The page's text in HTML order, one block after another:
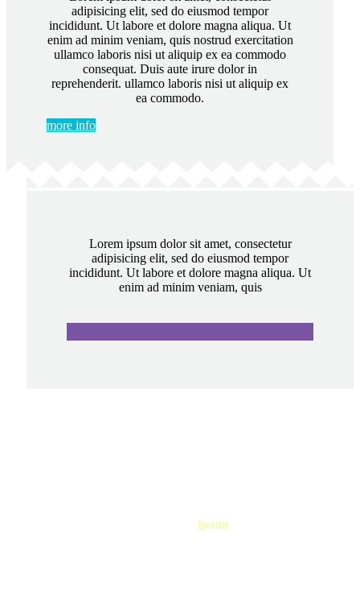
adipisicing elit, sed do eiusmod tempor
incididunt. Ut labore et dolore magna aliqua. Ut
enim ad minim veniam, quis nostrud exercitation
ullamco laboris nisi ut aliquip ex ea commodo
consequat. Duis aute irure dolor in
reprehenderit. ullamco laboris nisi ut aliquip ex
ea commodo.
more info
Lorem ipsum dolor sit amet, consectetur
adipisicing elit, sed do eiusmod tempor
incididunt. Ut labore et dolore magna aliqua. Ut
enim ad minim veniam, quis
ipsum